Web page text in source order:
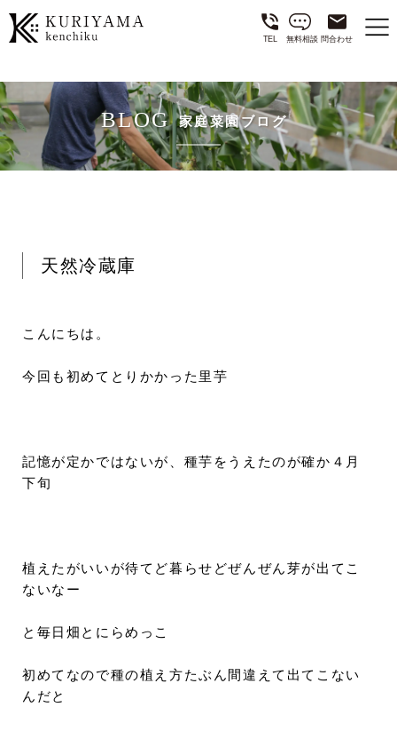
TEL 無料相談 問合わせ
BLOG 家庭菜園ブログ
天然冷蔵庫
こんにちは。
今回も初めてとりかかった里芋
記憶が定かではないが、種芋をうえたのが確か４月
下旬
植えたがいいが待てど暮らせどぜんぜん芽が出てこ
ないなー
と毎日畑とにらめっこ
初めてなので種の植え方たぶん間違えて出てこない
んだと